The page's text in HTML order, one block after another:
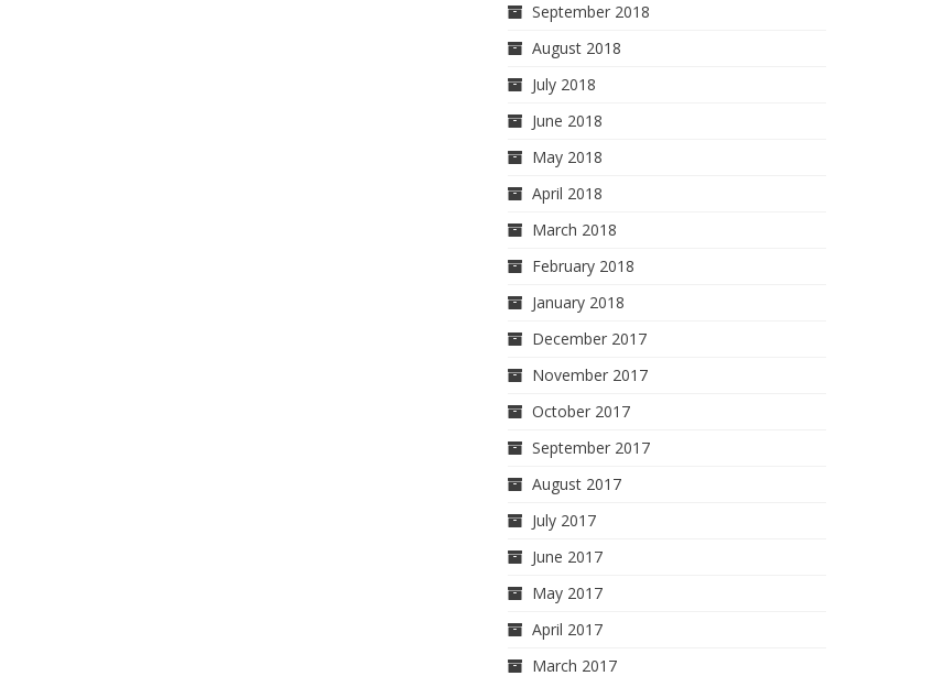
September 2018
August 2018
July 2018
June 2018
May 2018
April 2018
March 2018
February 2018
January 2018
December 2017
November 2017
October 2017
September 2017
August 2017
July 2017
June 2017
May 2017
April 2017
March 2017